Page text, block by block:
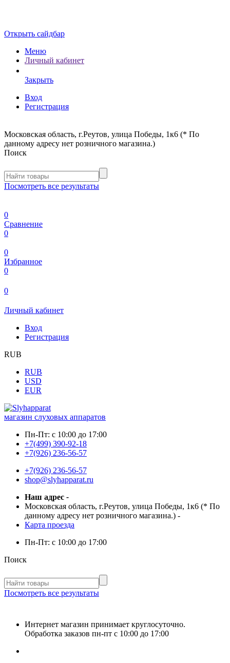
Открыть сайдбар
Меню
Личный кабинет
Закрыть
Вход
Регистрация
Московская область, г.Реутов, улица Победы, 1к6 (* По
данному адресу нет розничного магазина.)
Поиск
Посмотреть все результаты
0
Сравнение
0
0
Избранное
0
0
Личный кабинет
Вход
Регистрация
RUB
RUB
USD
EUR
магазин слуховых аппаратов
Пн-Пт: с 10:00 до 17:00
+7(499) 390-92-18
+7(926) 236-56-57
+7(926) 236-56-57
shop@slyhapparat.ru
Наш адрес -
Московская область, г.Реутов, улица Победы, 1к6 (* По
данному адресу нет розничного магазина.) -
Карта проезда
Пн-Пт: с 10:00 до 17:00
Поиск
Посмотреть все результаты
Интернет магазин принимает круглосуточно.
Обработка заказов пн-пт с 10:00 до 17:00